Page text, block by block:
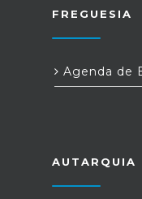
FREGUESIA
Agenda de
AUTARQUIA